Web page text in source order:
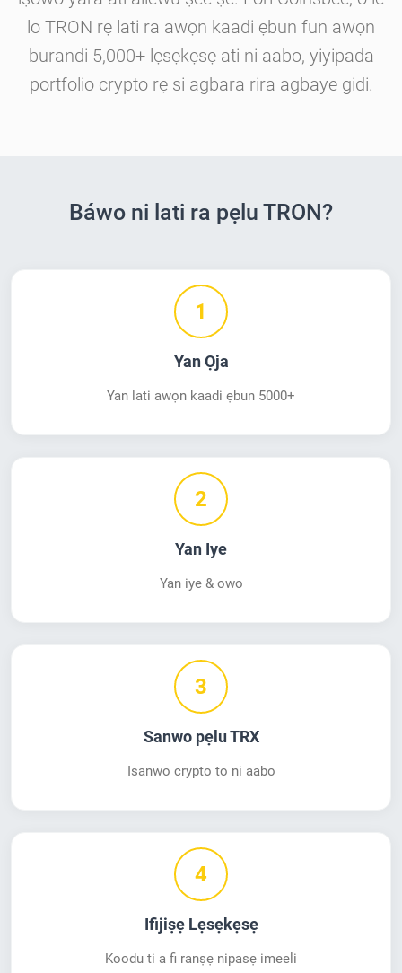
lo TRON rẹ lati ra awọn kaadi ẹbun fun awọn
burandi 5,000+ lẹsẹkẹsẹ ati ni aabo, yiyipada
portfolio crypto rẹ si agbara rira agbaye gidi.
Báwo ni lati ra pẹlu TRON?
1
Yan Ọja
Yan lati awọn kaadi ẹbun 5000+
2
Yan Iye
Yan iye & owo
3
Sanwo pẹlu TRX
Isanwo crypto to ni aabo
4
Ifijiṣẹ Lẹsẹkẹsẹ
Koodu ti a fi ranṣẹ nipasẹ imeeli